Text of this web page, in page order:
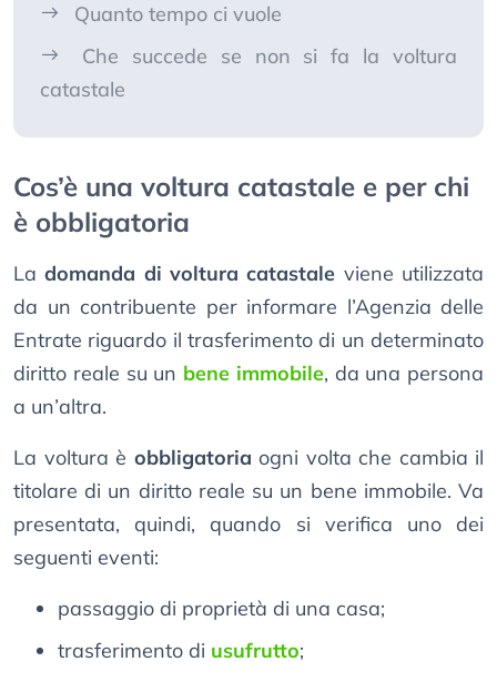
Quanto tempo ci vuole
Che succede se non si fa la voltura
catastale
Cos’è una voltura catastale e per chi
è obbligatoria
Ladomanda di voltura catastale viene utilizzata
da un contribuente per informare l’Agenzia delle
Entrate riguardo il trasferimento di un determinato
diritto reale su un bene immobile, da una persona
a un’altra.
La voltura è obbligatoria ogni volta che cambia il
titolare di un diritto reale su un bene immobile. Va
presentata, quindi, quando si verifica uno dei
seguenti eventi:
passaggio di proprietà di una casa;
trasferimento di usufrutto;